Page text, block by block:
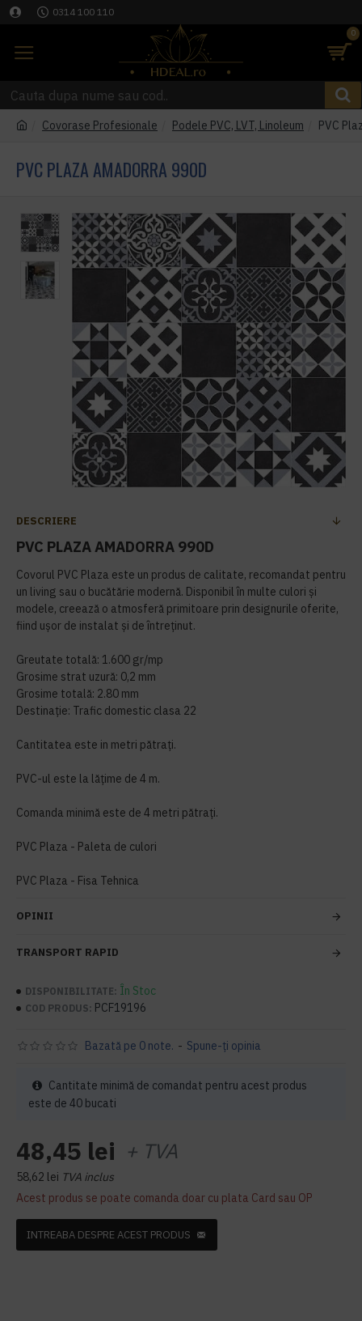
0314 100 110
0
Covorase Profesionale Podele PVC, LVT, Linoleum PVC
PVC PLAZA AMADORRA 990D
DESCRIERE
PVC PLAZA AMADORRA 990D
Covorul PVC Plaza este un produs de calitate, recomandat pentru
un living sau o bucătărie modernă. Disponibil în multe culori și
modele, creează o atmosferă primitoare prin designurile oferite,
fiind ușor de instalat și de întreținut.
Greutate totală: 1.600 gr/mp
Grosime strat uzură: 0,2 mm
Grosime totală: 2.80 mm
Destinație: Trafic domestic clasa 22
Cantitatea este in metri pătrați.
PVC-ul este la lățime de 4 m.
Comanda minimă este de 4 metri pătrați.
PVC Plaza - Paleta de culori
PVC Plaza - Fisa Tehnica
OPINII
TRANSPORT RAPID
DISPONIBILITATE: În Stoc
COD PRODUS: PCF19196
Bazată pe 0 note. - Spune-ţi opinia
48,45 lei + TVA
58,62 lei TVA inclus
Acest produs se poate comanda doar cu plata Card sau OP
Cantitate minimă de comandat pentru acest produs
este de 40 bucati
INTREABA DESPRE ACEST PRODUS